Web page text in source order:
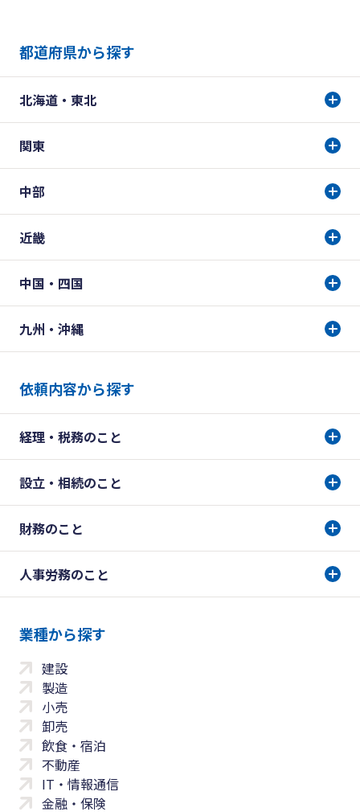
都道府県から探す
北海道・東北
関東
中部
近畿
中国・四国
九州・沖縄
依頼内容から探す
経理・税務のこと
設立・相続のこと
財務のこと
人事労務のこと
業種から探す
建設
製造
小売
卸売
飲食・宿泊
不動産
IT・情報通信
金融・保険